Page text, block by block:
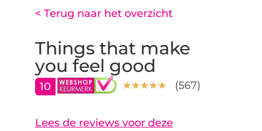
< Terug naar het overzicht
Things that make
you feel good
10 (567)
Lees de reviews voor deze